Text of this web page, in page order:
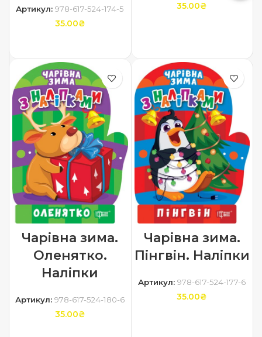
Артикул:978-617-524-174-5
35.00₴
35.00₴
Чарівна зима.
Оленятко.
Наліпки
Артикул:978-617-524-180-6
35.00₴
Чарівна зима.
Пінгвін. Наліпки
Артикул:978-617-524-177-6
35.00₴